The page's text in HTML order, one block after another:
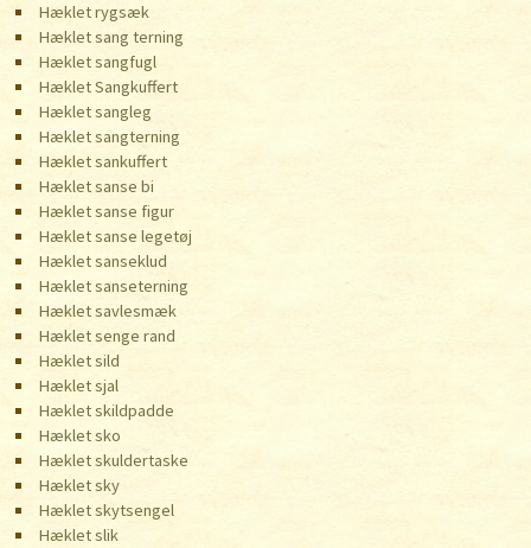
Hæklet rygsæk
Hæklet sang terning
Hæklet sangfugl
Hæklet Sangkuffert
Hæklet sangleg
Hæklet sangterning
Hæklet sankuffert
Hæklet sanse bi
Hæklet sanse figur
Hæklet sanse legetøj
Hæklet sanseklud
Hæklet sanseterning
Hæklet savlesmæk
Hæklet senge rand
Hæklet sild
Hæklet sjal
Hæklet skildpadde
Hæklet sko
Hæklet skuldertaske
Hæklet sky
Hæklet skytsengel
Hæklet slik